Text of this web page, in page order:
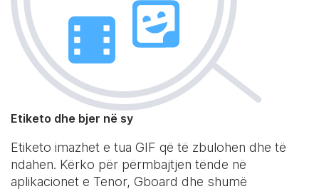
Etiketo dhe bjer në sy
Etiketo imazhet e tua GIF që të zbulohen dhe të
ndahen. Kërko për përmbajtjen tënde në
aplikacionet e Tenor, Gboard dhe shumë